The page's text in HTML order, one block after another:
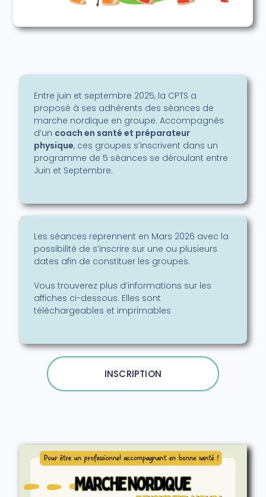
Entre juin et septembre 2025, la CPTS a
proposé à ses adhérents des séances de
marche nordique en groupe. Accompagnés
d’un coach en santé et préparateur
physique, ces groupes s’inscrivent dans un
programme de 5 séances se déroulant entre
Juin et Septembre.
Les séances reprennent en Mars 2026 avec la
possibilité de s’inscrire sur une ou plusieurs
dates afin de constituer les groupes.
Vous trouverez plus d’informations sur les
affiches ci-dessous. Elles sont
téléchargeables et imprimables
INSCRIPTION